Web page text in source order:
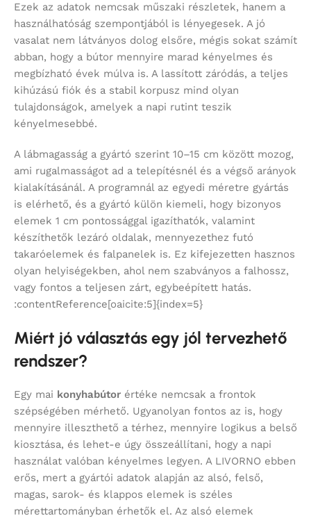
Ezek az adatok nemcsak műszaki részletek, hanem a
használhatóság szempontjából is lényegesek. A jó
vasalat nem látványos dolog elsőre, mégis sokat számít
abban, hogy a bútor mennyire marad kényelmes és
megbízható évek múlva is. A lassított záródás, a teljes
kihúzású fiók és a stabil korpusz mind olyan
tulajdonságok, amelyek a napi rutint teszik
kényelmesebbé.
A lábmagasság a gyártó szerint 10–15 cm között mozog,
ami rugalmasságot ad a telepítésnél és a végső arányok
kialakításánál. A programnál az egyedi méretre gyártás
is elérhető, és a gyártó külön kiemeli, hogy bizonyos
elemek 1 cm pontossággal igazíthatók, valamint
készíthetők lezáró oldalak, mennyezethez futó
takaróelemek és falpanelek is. Ez kifejezetten hasznos
olyan helyiségekben, ahol nem szabványos a falhossz,
vagy fontos a teljesen zárt, egybeépített hatás.
:contentReference[oaicite:5]{index=5}
Miért jó választás egy jól tervezhető
rendszer?
Egy mai konyhabútor értéke nemcsak a frontok
szépségében mérhető. Ugyanolyan fontos az is, hogy
mennyire illeszthető a térhez, mennyire logikus a belső
kiosztása, és lehet-e úgy összeállítani, hogy a napi
használat valóban kényelmes legyen. A LIVORNO ebben
erős, mert a gyártói adatok alapján az alsó, felső,
magas, sarok- és klappos elemek is széles
mérettartományban érhetők el. Az alsó elemek